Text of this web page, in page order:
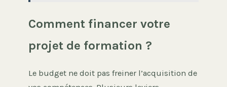
Comment financer votre
projet de formation ?
Le budget ne doit pas freiner l’acquisition de